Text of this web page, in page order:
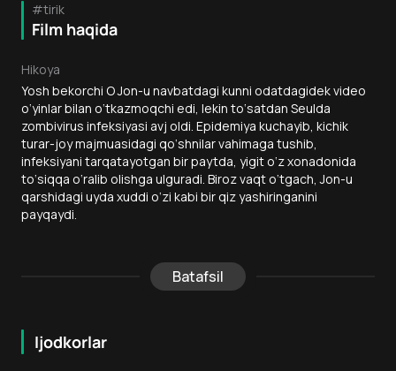
#tirik
Film haqida
Hikoya
Yosh bekorchi O Jon-u navbatdagi kunni odatdagidek video
o‘yinlar bilan o‘tkazmoqchi edi, lekin to‘satdan Seulda
zombivirus infeksiyasi avj oldi. Epidemiya kuchayib, kichik
turar-joy majmuasidagi qo‘shnilar vahimaga tushib,
infeksiyani tarqatayotgan bir paytda, yigit o‘z xonadonida
to‘siqqa o‘ralib olishga ulguradi. Biroz vaqt o‘tgach, Jon-u
qarshidagi uyda xuddi o‘zi kabi bir qiz yashiringanini
payqaydi.
Batafsil
Ijodkorlar